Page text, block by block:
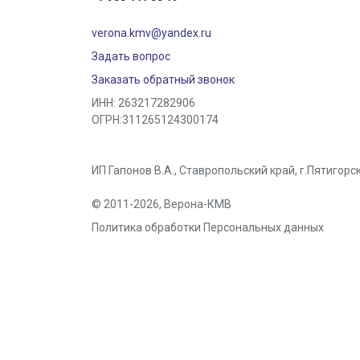
verona.kmv@yandex.ru
Задать вопрос
Заказать обратный звонок
ИНН: 263217282906
ОГРН:311265124300174
ИП Гапонов В.А., Ставропольский край,
© 2011-2026, Верона-КМВ
Политика обработки Персональных данных